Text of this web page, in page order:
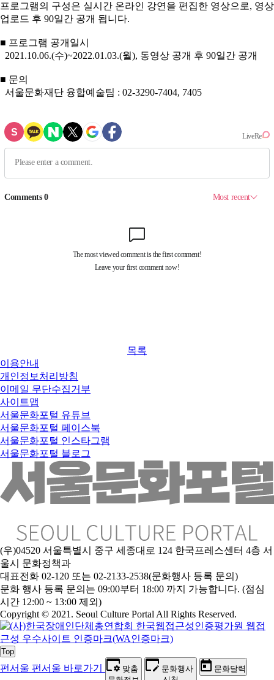
프로그램의 구성은 실시간 온라인 강연을 편집한 영상으로, 영상
업로드 후 90일간 공개 됩니다.
■ 프로그램 공개일시
2021.10.06.(수)~2022.01.03.(월), 동영상 공개 후 90일간 공개
■ 문의
서울문화재단 융합예술팀 : 02-3290-7404, 7405
목록
이용안내
개인정보처리방침
이메일 무단수집거부
사이트맵
서울문화포털 유튜브
서울문화포털 페이스북
서울문화포털 인스타그램
서울문화포털 블로그
(우)04520 서울특별시 중구 세종대로 124 한국프레스센터 4층 서
울시 문화정책과
대표전화 02-120 또는 02-2133-2538(문화행사 등록 문의)
문화 행사 등록 문의는 09:00부터 18:00 까지 가능합니다. (점심
시간 12:00 ~ 13:00 제외)
Copyright © 2021. Seoul Culture Portal All Rights Reserved.
Top
펀서울 펀서울 바로가기
맞춤
문화행사
문화달력